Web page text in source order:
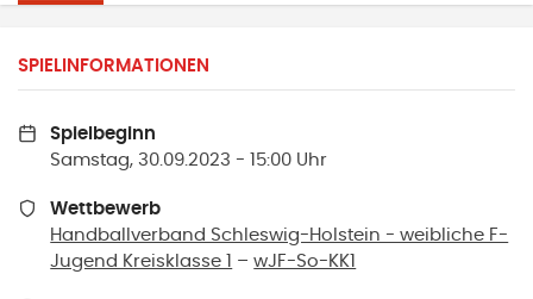
SPIELINFORMATIONEN
Spielbeginn
Samstag, 30.09.2023 - 15:00 Uhr
Wettbewerb
Handballverband Schleswig-Holstein - weibliche F-
Jugend Kreisklasse 1
–wJF-So-KK1